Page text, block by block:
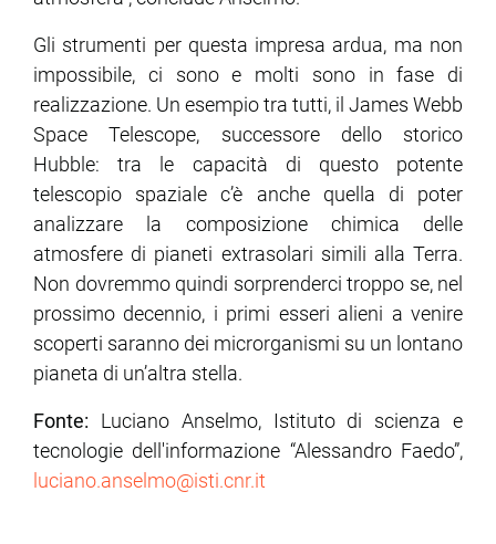
Gli strumenti per questa impresa ardua, ma non
impossibile, ci sono e molti sono in fase di
realizzazione. Un esempio tra tutti, il James Webb
Space Telescope, successore dello storico
Hubble: tra le capacità di questo potente
telescopio spaziale c’è anche quella di poter
analizzare la composizione chimica delle
atmosfere di pianeti extrasolari simili alla Terra.
Non dovremmo quindi sorprenderci troppo se, nel
prossimo decennio, i primi esseri alieni a venire
scoperti saranno dei microrganismi su un lontano
pianeta di un’altra stella.
Fonte: Luciano Anselmo, Istituto di scienza e
tecnologie dell'informazione “Alessandro Faedo”,
luciano.anselmo@isti.cnr.it